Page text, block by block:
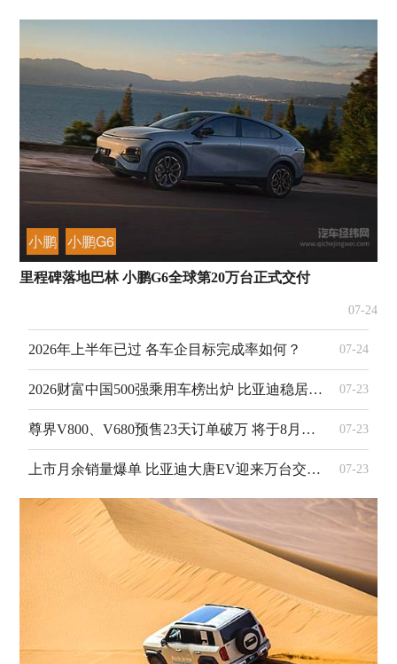
小鹏 小鹏G6
里程碑落地巴林 小鹏G6全球第20万台正式交付
07-24
2026年上半年已过 各车企目标完成率如何？ 07-24
2026财富中国500强乘用车榜出炉 比亚迪稳居行业首位 07-23
尊界V800、V680预售23天订单破万 将于8月初正式上市 07-23
上市月余销量爆单 比亚迪大唐EV迎来万台交付里程碑 07-23